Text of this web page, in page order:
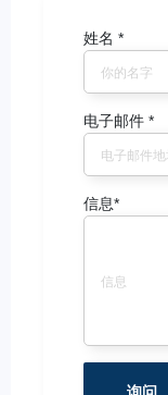
姓名 *
电子邮件 *
信息*